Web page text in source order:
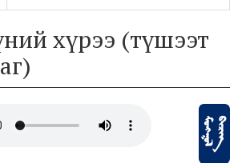
хүрээ (түшээт